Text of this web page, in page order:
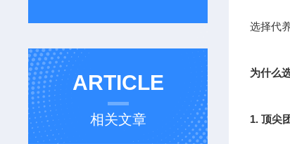
ARTICLE
相关文章
选择代
为什么
1. 顶尖